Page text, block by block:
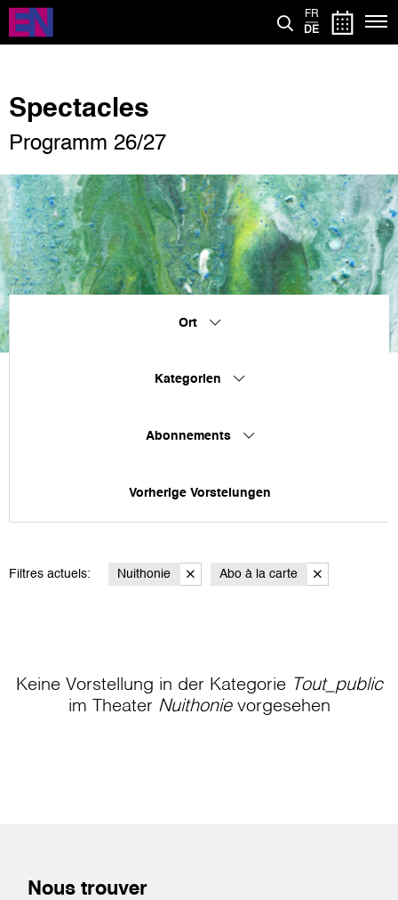
Direkt
zum
Inhalt
FR
DE
Spectacles
Programm 26/27
Ort
Kategorien
Abonnements
Vorherige Vorstelungen
Filtres actuels: Nuithonie Abo à la carte
Keine Vorstellung in der Kategorie Tout_public
im Theater Nuithonievorgesehen
Nous trouver